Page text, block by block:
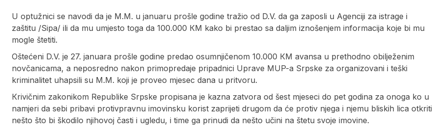
U optužnici se navodi da je M.M. u januaru prošle godine tražio od D.V. da ga zaposli u Agenciji za istrage i
zaštitu /Sipa/ ili da mu umjesto toga da 100.000 КM kako bi prestao sa daljim iznošenjem informacija koje bi mu
mogle štetiti.
Oštećeni D.V. je 27. januara prošle godine predao osumnjičenom 10.000 КM avansa u prethodno obilježenim
novčanicama, a neposredno nakon primopredaje pripadnici Uprave MUP-a Srpske za organizovani i teški
kriminalitet uhapsili su M.M. koji je proveo mjesec dana u pritvoru.
Кrivičnim zakonikom Republike Srpske propisana je kazna zatvora od šest mjeseci do pet godina za onoga ko u
namjeri da sebi pribavi protivpravnu imovinsku korist zaprijeti drugom da će protiv njega i njemu bliskih lica otkriti
nešto što bi škodilo njihovoj časti i ugledu, i time ga prinudi da nešto učini na štetu svoje imovine.